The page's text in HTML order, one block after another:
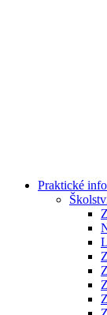
Praktické